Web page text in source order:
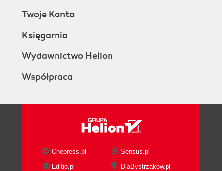
Twoje Konto
Księgarnia
Wydawnictwo Helion
Współpraca
Onepress.pl
Sensus.pl
Editio.pl
DlaBystrzakow.pl